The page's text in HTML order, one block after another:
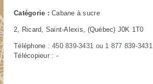
Catégorie : Cabane à sucre
2, Ricard, Saint-Alexis, (Québec) J0K 1T0
Téléphone :450 839-3431 ou 1 877 839-3431
Télécopieur : -